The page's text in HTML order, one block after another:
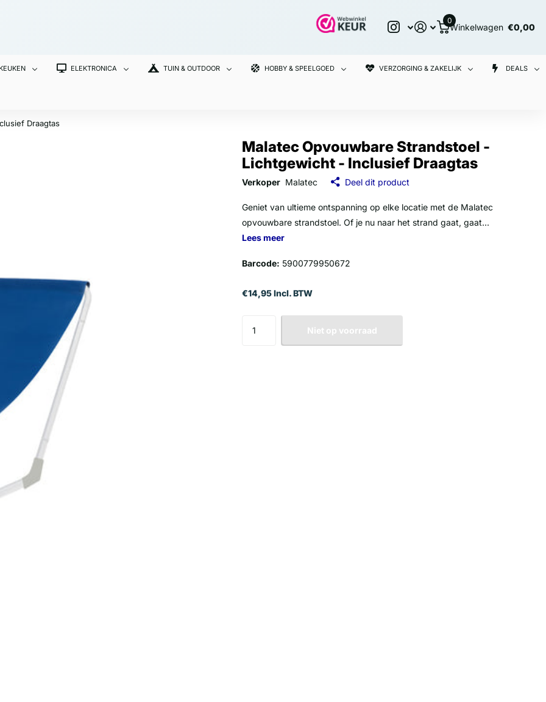
Winkelwagen
0
€0,00
ELEKTRONICA TUIN & OUTDOOR HOBBY & SPEELGOED VERZORGING & ZAKELIJK DEALS
Draagtas
Malatec Opvouwbare Strandstoel -
Lichtgewicht - Inclusief Draagtas
Verkoper Malatec Deel dit product
Geniet van ultieme ontspanning op elke locatie met de Malatec
opvouwbare strandstoel. Of je nu naar het strand gaat, gaat...
Lees meer
Barcode: 5900779950672
€14,95 Incl. BTW
Niet op voorraad